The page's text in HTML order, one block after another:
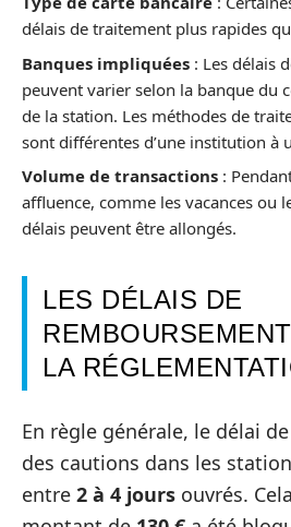
délais de traitement plus rapides
Banques impliquées : Les délais
peuvent varier selon la banque du
de la station. Les méthodes de
sont différentes d’une institution à
Volume de transactions :
affluence, comme les vacances ou
délais peuvent être allongés.
LES DÉLAIS DE
LA
En règle générale, le délai
des cautions dans les
entre 2 à 4 jours ouvrés.